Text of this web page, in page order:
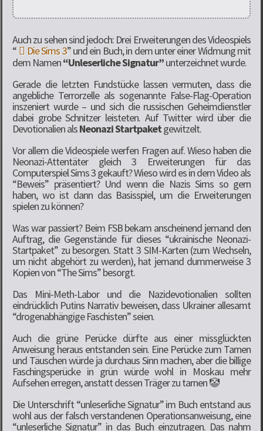
Auch zu sehen sind jedoch: Drei Erweiterungen des Videospiels
“
Die Sims 3” und ein Buch, in dem unter einer Widmung mit
dem Namen“Unleserliche Signatur”unterzeichnet wurde.
Gerade die letzten Fundstücke lassen vermuten, dass die
angebliche Terrorzelle als sogenannte False-Flag-Operation
inszeniert wurde – und sich die russischen Geheimdienstler
dabei grobe Schnitzer leisteten. Auf Twitter wird über die
Devotionalien alsNeonazi Startpaketgewitzelt.
Vor allem die Videospiele werfen Fragen auf. Wieso haben die
Neonazi-Attentäter gleich 3 Erweiterungen für das
Computerspiel Sims 3 gekauft? Wieso wird es in dem Video als
“Beweis” präsentiert? Und wenn die Nazis Sims so gern
haben, wo ist dann das Basisspiel, um die Erweiterungen
spielen zu können?
Was war passiert? Beim FSB bekam anscheinend jemand den
Auftrag, die Gegenstände für dieses “ukrainische Neonazi-
Startpaket” zu besorgen. Statt 3 SIM-Karten (zum Wechseln,
um nicht abgehört zu werden), hat jemand dummerweise 3
Kopien von “The Sims” besorgt.
Das Mini-Meth-Labor und die Nazidevotionalien sollten
eindrücklich Putins Narrativ beweisen, dass Ukrainer allesamt
“drogenabhängige Faschisten” seien.
Auch die grüne Perücke dürfte aus einer missglückten
Anweisung heraus entstanden sein. Eine Perücke zum Tarnen
und Täuschen würde ja durchaus Sinn machen, aber die billige
Faschingsperücke in grün würde wohl in Moskau mehr
Aufsehen erregen, anstatt dessen Träger zu tarnen 🤡
Die Unterschrift “unleserliche Signatur” im Buch entstand aus
wohl aus der falsch verstandenen Operationsanweisung, eine
“unleserliche Signatur” in das Buch einzutragen. Das nahm